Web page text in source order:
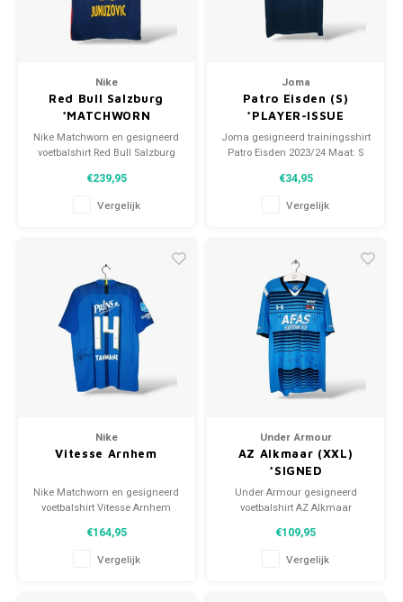
Nike
Red Bull Salzburg
*MATCHWORN
Nike Matchworn en gesigneerd
voetbalshirt Red Bull Salzburg
Conditie: 9.5/10 (gebruikt)
€239,95
Vergelijk
Joma
Patro Eisden (S)
*PLAYER-ISSUE
Joma gesigneerd trainingsshirt
Patro Eisden 2023/24 Maat: S
(gebruikt)
€34,95
Vergelijk
Nike
Vitesse Arnhem
Nike Matchworn en gesigneerd
voetbalshirt Vitesse Arnhem
Conditie: 9.5/10 (gebruikt)
€164,95
Vergelijk
Under Armour
AZ Alkmaar (XXL)
*SIGNED
Under Armour gesigneerd
voetbalshirt AZ Alkmaar
Conditie: 10/10 (nieuw)
€109,95
Vergelijk